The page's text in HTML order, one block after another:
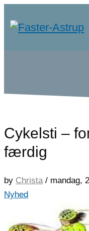
Cykelsti –
færdig
by Christa / mandag,
Nyhed